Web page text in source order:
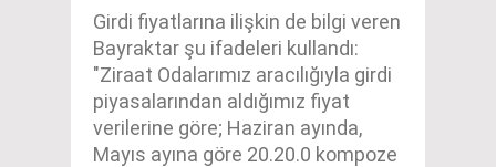
Girdi fiyatlarına ilişkin de bilgi veren
Bayraktar şu ifadeleri kullandı:
"Ziraat Odalarımız aracılığıyla girdi
piyasalarından aldığımız fiyat
verilerine göre; Haziran ayında,
Mayıs ayına göre 20.20.0 kompoze